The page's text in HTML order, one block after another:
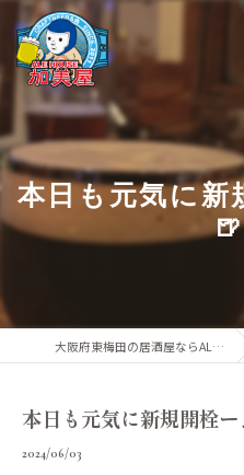
本日も元気に新
大阪府東梅田の居酒屋ならALE HOUSE 加美屋
本日も元気に新規開栓
2024/06/03